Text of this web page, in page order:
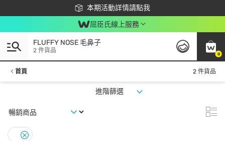
本期活動詳情請點我
下載app最高回饋$350
屈臣氏線上服務
0
FLUFFY NOSE 毛鼻子
2 件貨品
首頁 2 件貨品
進階篩選